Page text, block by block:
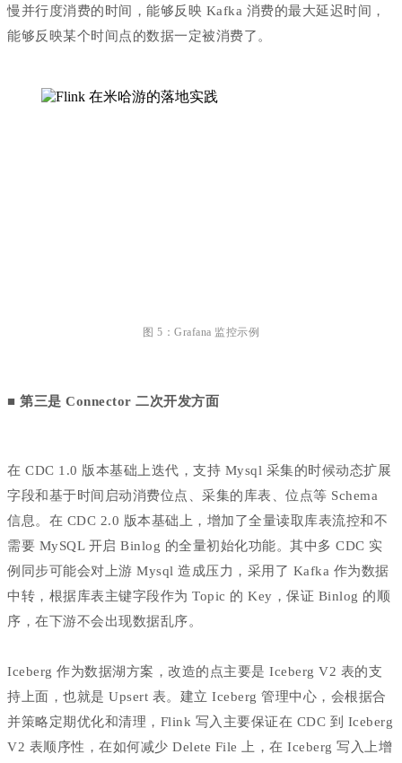
慢并行度消费的时间，能够反映 Kafka 消费的最大延迟时间，
能够反映某个时间点的数据一定被消费了。
图 5：Grafana 监控示例
■ 第三是 Connector 二次开发方面
在 CDC 1.0 版本基础上迭代，支持 Mysql 采集的时候动态扩展
字段和基于时间启动消费位点、采集的库表、位点等 Schema
信息。在 CDC 2.0 版本基础上，增加了全量读取库表流控和不
需要 MySQL 开启 Binlog 的全量初始化功能。其中多 CDC 实
例同步可能会对上游 Mysql 造成压力，采用了 Kafka 作为数据
中转，根据库表主键字段作为 Topic 的 Key，保证 Binlog 的顺
序，在下游不会出现数据乱序。
Iceberg 作为数据湖方案，改造的点主要是 Iceberg V2 表的支
持上面，也就是 Upsert 表。建立 Iceberg 管理中心，会根据合
并策略定期优化和清理，Flink 写入主要保证在 CDC 到 Iceberg
V2 表顺序性，在如何减少 Delete File 上，在 Iceberg 写入上增